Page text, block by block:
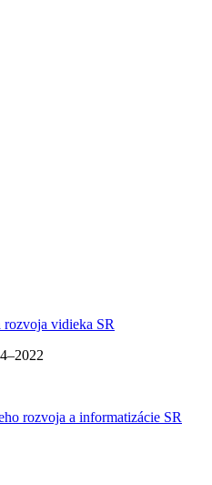
rozvoja vidieka SR
rozvoja a informatizácie SR